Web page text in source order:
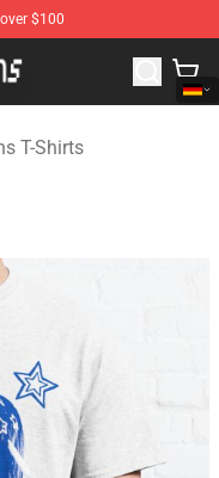
$100
Merchandise Shop
T-Shirts